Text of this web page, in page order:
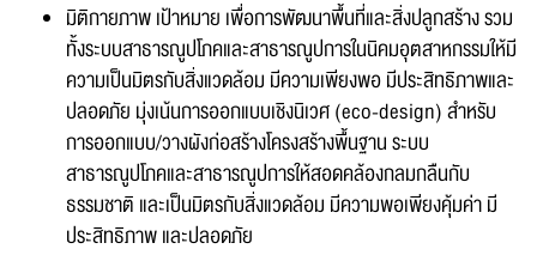
มิติกายภาพ เป้าหมาย เพื่อการพัฒนาพื้นที่และสิ่งปลูกสร้าง รวม
ทั้งระบบสาธารณูปโภคและสาธารณูปการในนิคมอุตสาหกรรมให้มี
ความเป็นมิตรกับสิ่งแวดล้อม มีความเพียงพอ มีประสิทธิภาพและ
ปลอดภัย มุ่งเน้นการออกแบบเชิงนิเวศ (eco-design) สำหรับ
การออกแบบ/วางผังก่อสร้างโครงสร้างพื้นฐาน ระบบ
สาธารณูปโภคและสาธารณูปการให้สอดคล้องกลมกลืนกับ
ธรรมชาติ และเป็นมิตรกับสิ่งแวดล้อม มีความพอเพียงคุ้มค่า มี
ประสิทธิภาพ และปลอดภัย